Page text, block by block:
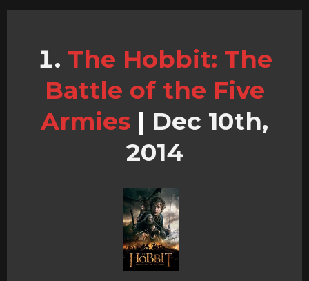
The Hobbit: The
Battle of the Five
Armies | Dec 10th,
2014